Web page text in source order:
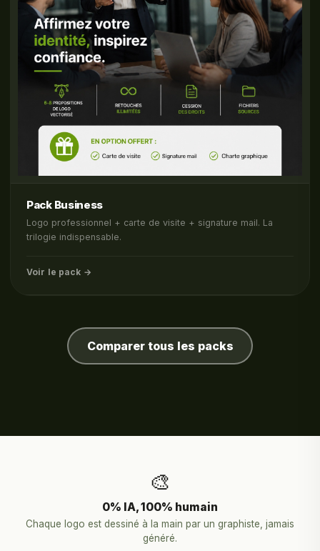
Pack Business
Logo professionnel + carte de visite + signature mail. La
trilogie indispensable.
Voir le pack →
Comparer tous les packs
🎨
0% IA, 100% humain
Chaque logo est dessiné à la main par un graphiste, jamais
généré.